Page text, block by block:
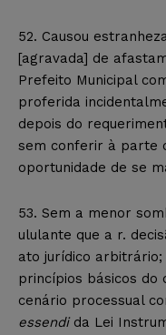
52. Causou
[agravada] de
Prefeito Municipal
proferida
depois do
sem conferir à parte
oportunidade de se
53. Sem a menor
ululante que a r.
ato jurídico
princípios básicos do
cenário processual
essendida Lei